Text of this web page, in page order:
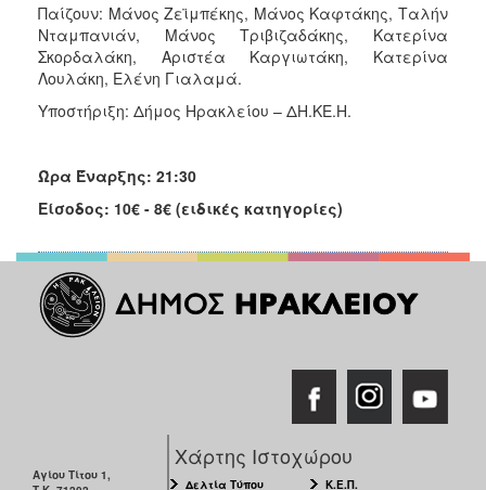
Παίζουν: Μάνος Ζεϊμπέκης, Μάνος Καφτάκης, Ταλήν
Νταμπανιάν, Μάνος Τριβιζαδάκης, Κατερίνα
Σκορδαλάκη, Αριστέα Καργιωτάκη, Κατερίνα
Λουλάκη, Ελένη Γιαλαμά.
Υποστήριξη: Δήμος Ηρακλείου – ΔΗ.ΚΕ.Η.
Ώρα Έναρξης: 21:30
Είσοδος: 10€ - 8€ (ειδικές κατηγορίες)
Αγίου Τίτου 1,
Χάρτης Ιστοχώρου
Δελτία Τύπου
Κ.Ε.Π.